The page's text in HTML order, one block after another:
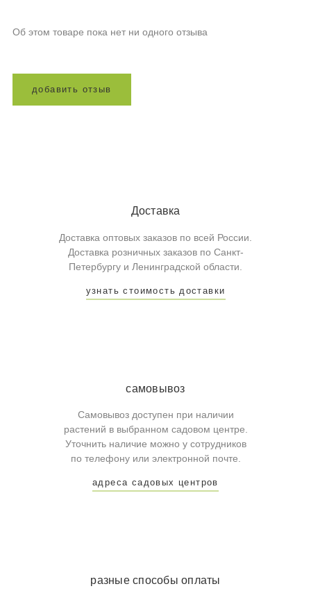
Об этом товаре пока нет ни одного отзыва
добавит ь отз ыв
Доставка
Доставка оптовых заказов по всей России.
Доставка розничных заказов по Санкт-
Петербургу и Ленинградской области.
узнать стоимость доставки
самовывоз
Самовывоз доступен при наличии
растений в выбранном садовом центре.
Уточнить наличие можно у сотрудников
по телефону или электронной почте.
адреса садовых центров
разные способы оплаты